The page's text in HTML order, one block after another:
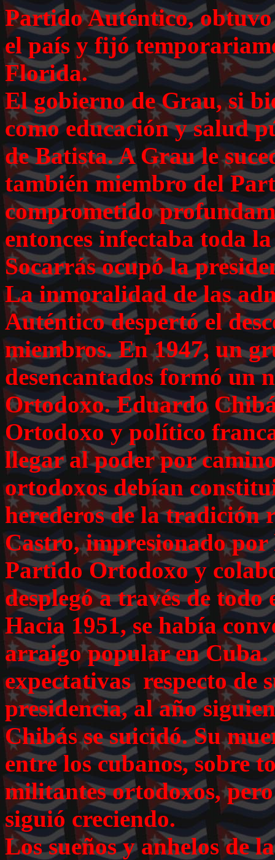
Partido Auténtico,
el país y fijó
Florida.
El gobierno de Grau, si
como educación y salud
de Batista. A Grau le
también miembro del
comprometido
entonces infectaba toda
Socarrás ocupó la
La inmoralidad de las
Auténtico despertó el
miembros. En 1947, un
desencantados formó un
Ortodoxo. Eduardo
Ortodoxo y político
llegar al poder por
ortodoxos debían
herederos de la tradición
Castro, impresionado por
Partido Ortodoxo y
desplegó a través de todo
Hacia 1951, se había
arraigo popular en Cuba.
expectativas respecto de
presidencia, al año
Chibás se suicidó. Su
entre los cubanos, sobre
militantes ortodoxos,
siguió creciendo.
Los sueños y anhelos de